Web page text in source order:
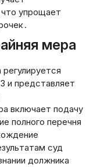
что упрощает
мера
и представляет
включает подачу
полного перечня
суд
должника